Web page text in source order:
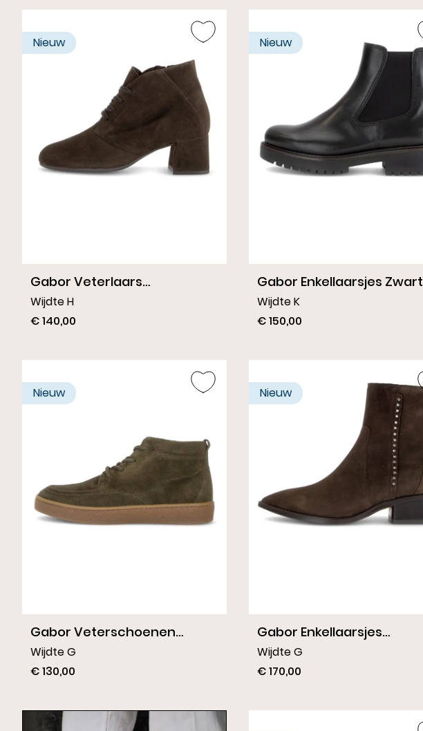
Nieuw
Gabor Veterlaars
Donkerbruin
Wijdte H
€ 140,00
Nieuw
Gabor Enkellaarsjes Zwart
Wijdte K
€ 150,00
Nieuw
Gabor Veterschoenen
Flessengroen
Wijdte G
€ 130,00
Nieuw
Gabor Enkellaarsjes
Donkerbruin
Wijdte G
€ 170,00